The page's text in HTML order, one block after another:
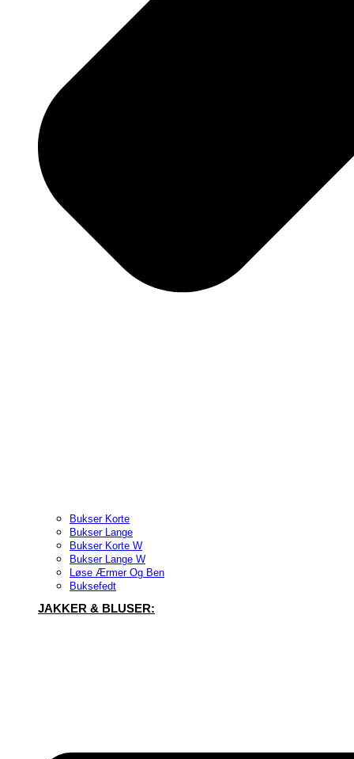
Bukser Korte
Bukser Lange
Bukser Korte W
Bukser Lange W
Løse Ærmer Og Ben
Buksefedt
JAKKER & BLUSER: